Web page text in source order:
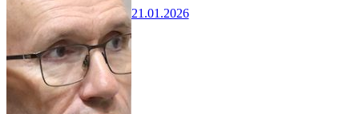
21.01.2026